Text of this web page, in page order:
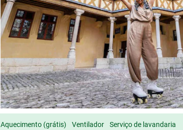
Aquecimento (grátis) Ventilador Serviço de lavandaria